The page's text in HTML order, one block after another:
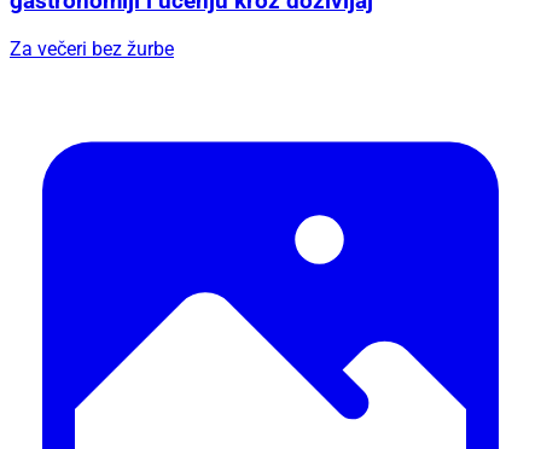
Za večeri bez žurbe